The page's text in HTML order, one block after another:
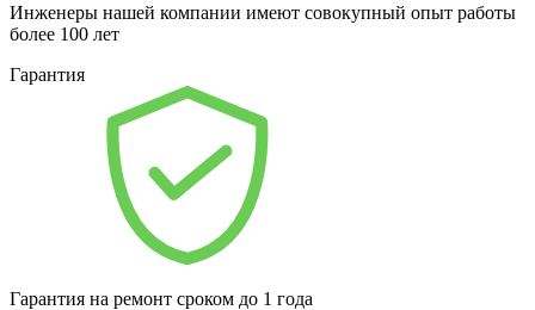
Инженеры нашей компании имеют совокупный опыт работы
более 100 лет
Гарантия
Гарантия на ремонт сроком до 1 года